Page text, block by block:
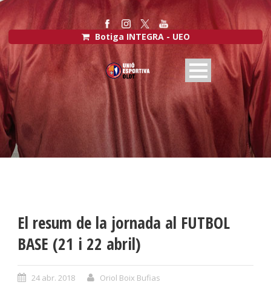
Botiga INTEGRA - UEO
El resum de la jornada al FUTBOL
BASE (21 i 22 abril)
24 abr. 2018
Oriol Boix Bufias